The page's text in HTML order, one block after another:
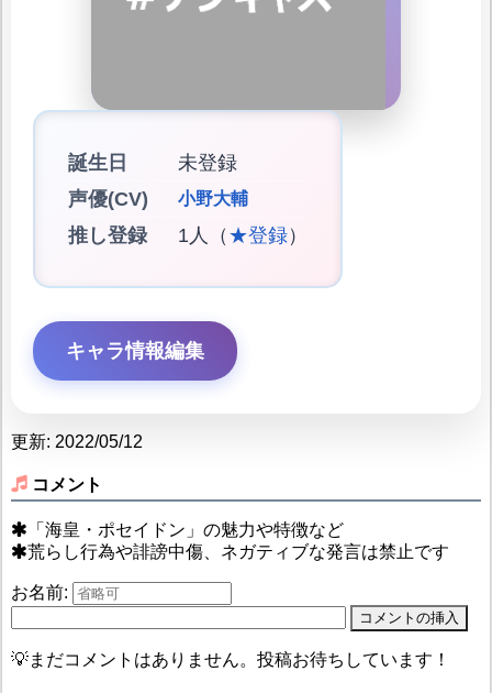
誕生日
未登録
声優(CV)
小野大輔
推し登録 1人（ ★登録）
キャラ情報編集
更新: 2022/05/12
コメント
「海皇・ポセイドン」の魅力や特徴など
荒らし行為や誹謗中傷、ネガティブな発言は禁止です
お名前:
💡まだコメントはありません。投稿お待ちしています！